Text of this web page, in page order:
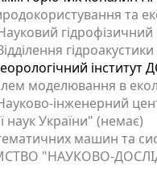
та
гідрофізичний
моделювання в
інженерний
наук України" (немає)
машин та
"НАУКОВО-